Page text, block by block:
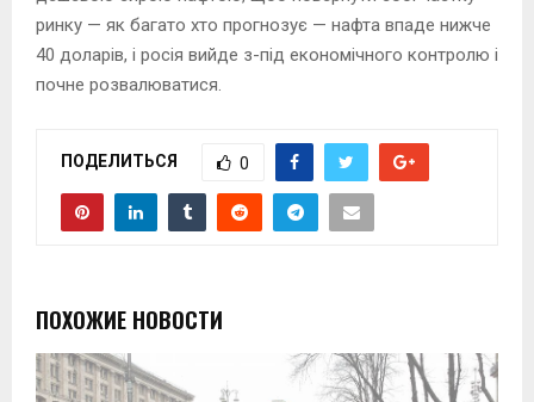
ринку — як багато хто прогнозує — нафта впаде нижче
40 доларів, і росія вийде з-під економічного контролю і
почне розвалюватися.
ПОДЕЛИТЬСЯ 0
ПОХОЖИЕ НОВОСТИ